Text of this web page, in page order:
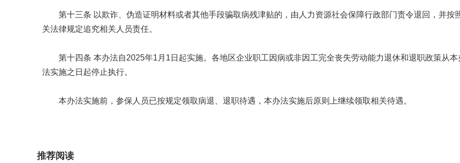
第十三条 以欺诈、伪造证明材料或者其他手段骗取病残津贴的，由人力资源社会保障行政部门责令退回，并按
关法律规定追究相关人员责任。
第十四条 本办法自2025年1月1日起实施。各地区企业职工因病或非因工完全丧失劳动能力退休和退职政策从本
法实施之日起停止执行。
本办法实施前，参保人员已按规定领取病退、退职待遇，本办法实施后原则上继续领取相关待遇。
推荐阅读